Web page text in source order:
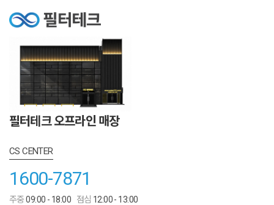
필터테크 오프라인 매장
CS CENTER
1600-7871
주중09:00 - 18:00 점심 12:00 - 13:00